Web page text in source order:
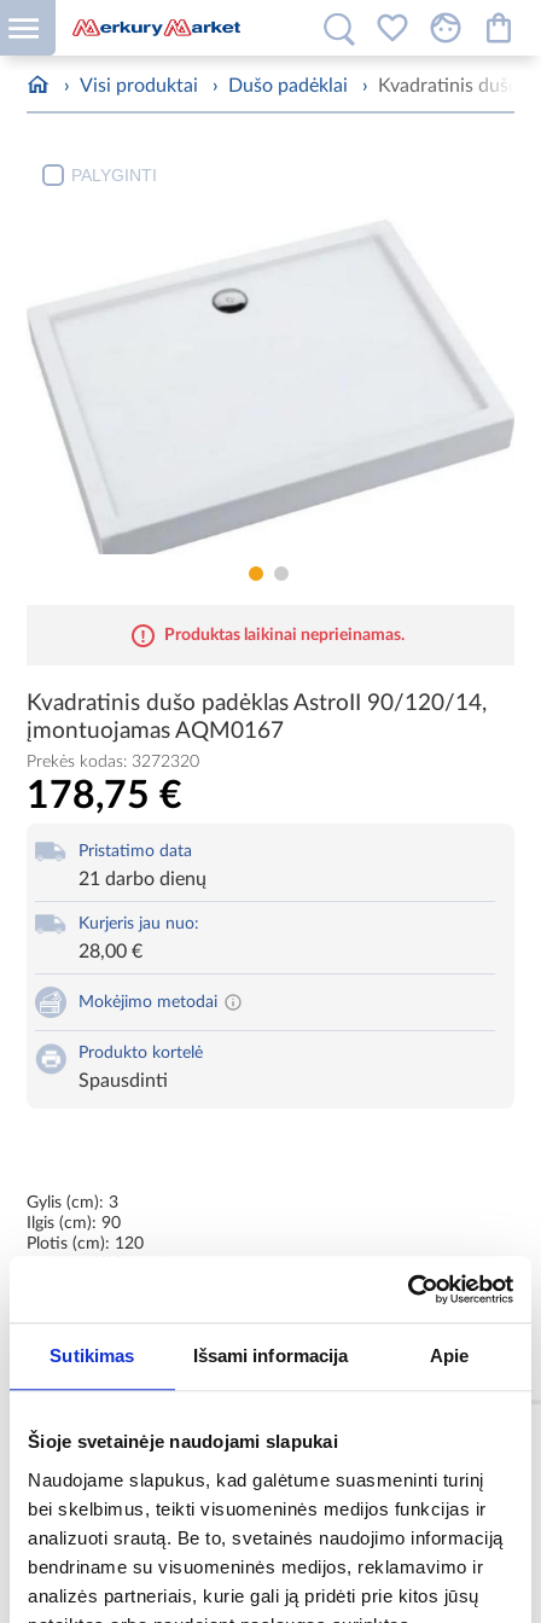
Sutikimas Išsami informacija Apie
Šioje svetainėje naudojami slapukai
Naudojame slapukus, kad galėtume suasmeninti turinį
bei skelbimus, teikti visuomeninės medijos funkcijas ir
analizuoti srautą. Be to, svetainės naudojimo informaciją
bendriname su visuomeninės medijos, reklamavimo ir
analizės partneriais, kurie gali ją pridėti prie kitos jūsų
› Visi produktai › Dušo padėklai › Kvadratinis dušo
PALYGINTI
Produktas laikinai neprieinamas.
Kvadratinis dušo padėklas AstroII 90/120/14,
įmontuojamas AQM0167
Prekės kodas: 3272320
178,75 €
Pristatimo data
21 darbo dienų
Kurjeris jau nuo:
28,00 €
Mokėjimo metodai
Produkto kortelė
Spausdinti
Gylis (cm): 3
Ilgis (cm): 90
Plotis (cm): 120
Dušo padėklas su sifonu SKU: MR_2851120, MR_3456875
stačiakampė
Prekės ženklas :
SCHEDPOL